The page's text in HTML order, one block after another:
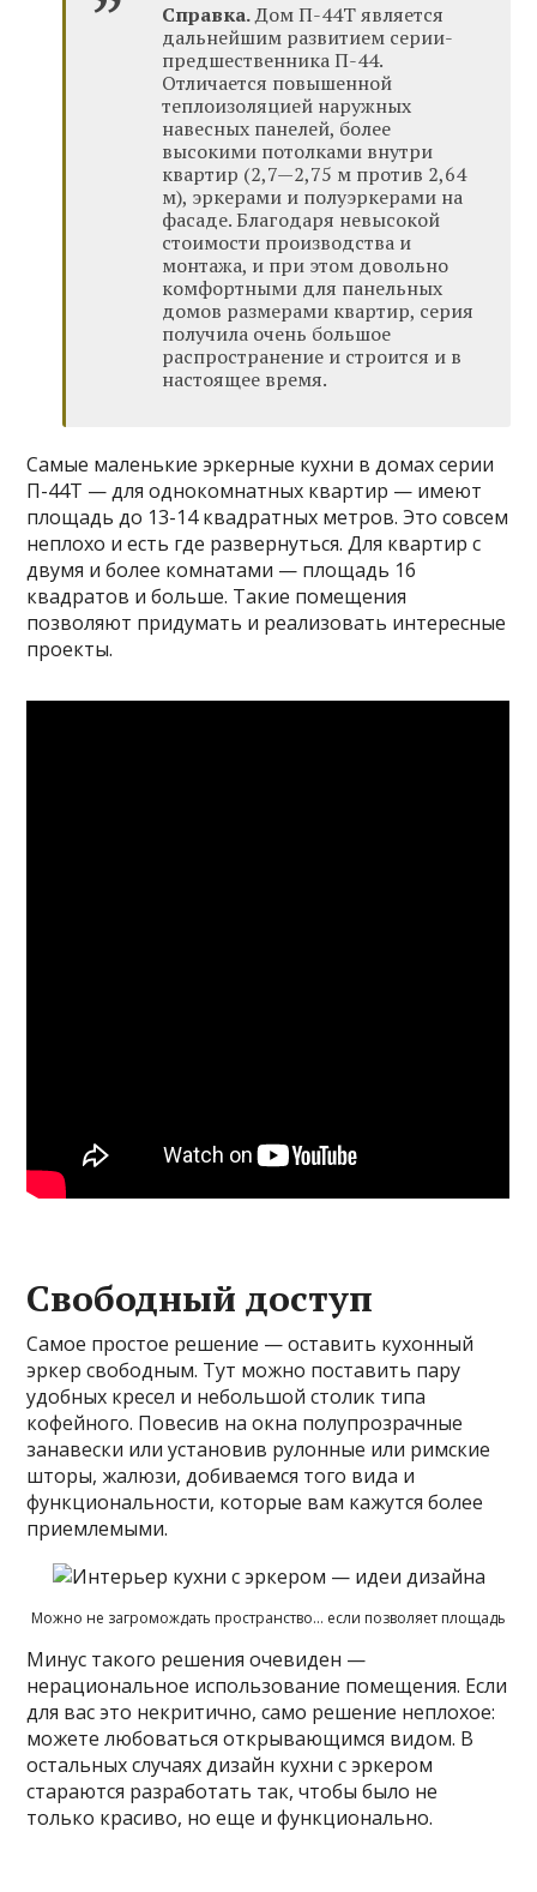
Справка.Дом П-44Т является
дальнейшим развитием серии-
предшественника П-44.
Отличается повышенной
теплоизоляцией наружных
навесных панелей, более
высокими потолками внутри
квартир (2,7—2,75 м против 2,64
м), эркерами и полуэркерами на
фасаде. Благодаря невысокой
стоимости производства и
монтажа, и при этом довольно
комфортными для панельных
домов размерами квартир, серия
получила очень большое
распространение и строится и в
настоящее время.
Самые маленькие эркерные кухни в домах серии
П-44Т — для однокомнатных квартир — имеют
площадь до 13-14 квадратных метров. Это совсем
неплохо и есть где развернуться. Для квартир с
двумя и более комнатами — площадь 16
квадратов и больше. Такие помещения
позволяют придумать и реализовать интересные
проекты.
Свободный доступ
Самое простое решение — оставить кухонный
эркер свободным. Тут можно поставить пару
удобных кресел и небольшой столик типа
кофейного. Повесив на окна полупрозрачные
занавески или установив рулонные или римские
шторы, жалюзи, добиваемся того вида и
функциональности, которые вам кажутся более
приемлемыми.
Можно не загромождать пространство… если позволяет площадь
Минус такого решения очевиден —
нерациональное использование помещения. Если
для вас это некритично, само решение неплохое:
можете любоваться открывающимся видом. В
остальных случаях дизайн кухни с эркером
стараются разработать так, чтобы было не
только красиво, но еще и функционально.